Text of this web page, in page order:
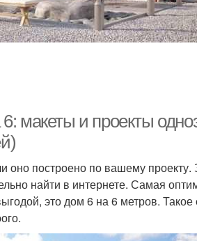
макеты и проекты
построено по вашему проекту.
найти в интернете. Самая
это дом 6 на 6 метров.